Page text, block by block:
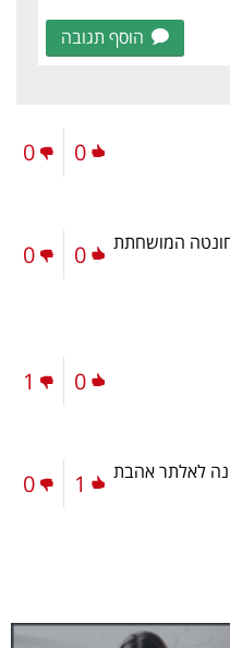
הוסף תגובה
0
0
המושחתת
0
0
0
1
לאלתר אהבת
1
0